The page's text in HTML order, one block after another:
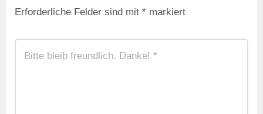
Erforderliche Felder sind mit * markiert